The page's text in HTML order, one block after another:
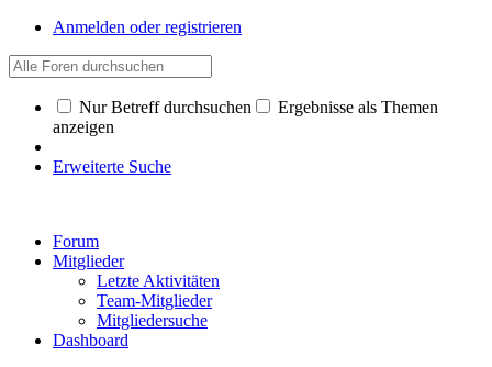
Anmelden oder registrieren
Nur Betreff durchsuchen
Ergebnisse als Themen
anzeigen
Erweiterte Suche
Forum
Mitglieder
Letzte Aktivitäten
Team-Mitglieder
Mitgliedersuche
Dashboard